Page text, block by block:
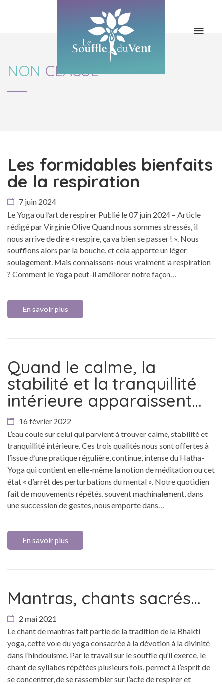
NON CLASSÉ
Les formidables bienfaits
de la respiration
7 juin 2024
Le Yoga ou l’art de respirer Publié le 07 juin 2024 – Article
rédigé par Virginie Olive Quand nous sommes stressés, il
nous arrive de dire « respire, ça va bien se passer ! ». Nous
soufflons alors par la bouche, et cela apporte un léger
soulagement. Mais connaissons-nous vraiment la respiration
? Comment le Yoga peut-il améliorer notre façon…
En savoir plus
Quand le calme, la
stabilité et la tranquillité
intérieure apparaissent…
16 février 2022
L’eau coule sur celui qui parvient à trouver calme, stabilité et
tranquillité intérieure. Ces trois qualités nous sont offertes à
l’issue d’une pratique régulière, continue, intense du Hatha-
Yoga qui contient en elle-même la notion de méditation ou cet
état « d’arrêt des perturbations du mental ». Notre quotidien
fait de mouvements répétés, souvent machinalement, dans
une succession de gestes, nous emporte dans…
En savoir plus
Mantras, chants sacrés…
2 mai 2021
Le chant de mantras fait partie de la tradition de la Bhakti
yoga, cette voie du yoga consacrée à la dévotion à la divinité
dans l’hindouisme. Par le travail sur le souffle qu’il exerce, le
chant de syllabes répétées plusieurs fois, permet à l’esprit de
se concentrer, de se rassembler sur l’acte de respirer et